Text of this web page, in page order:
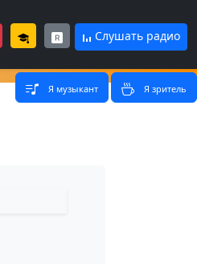
Слушать радио
Я музыкант Я зритель